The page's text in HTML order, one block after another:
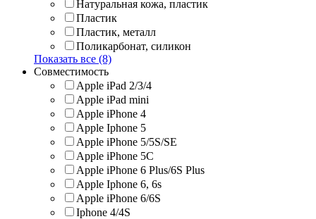
Натуральная кожа, пластик
Пластик
Пластик, металл
Поликарбонат, силикон
Показать все (8)
Совместимость
Apple iPad 2/3/4
Apple iPad mini
Apple iPhone 4
Apple Iphone 5
Apple iPhone 5/5S/SE
Apple iPhone 5C
Apple iPhone 6 Plus/6S Plus
Apple Iphone 6, 6s
Apple iPhone 6/6S
Iphone 4/4S